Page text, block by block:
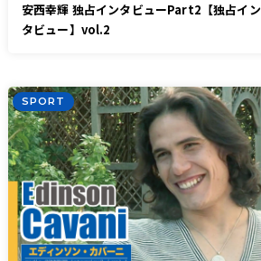
安西幸輝 独占インタビューPart2【独占イン
タビュー】vol.2
SPORT